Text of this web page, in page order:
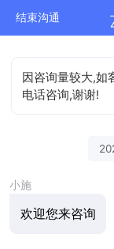
结束沟通
因咨询量较大,如
电话咨询,谢谢!
小施
欢迎您来咨询